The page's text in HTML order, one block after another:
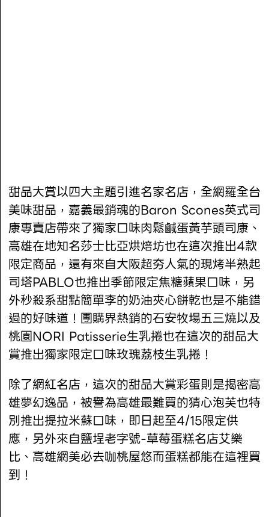
甜品大賞以四大主題引進名家名店，全網羅全台
美味甜品，嘉義最銷魂的Baron Scones英式司
康專賣店帶來了獨家口味肉鬆鹹蛋黃芋頭司康、
高雄在地知名莎士比亞烘焙坊也在這次推出4款
限定商品，還有來自大阪超夯人氣的現烤半熟起
司塔PABLO也推出季節限定焦糖蘋果口味，另
外秒殺系甜點簡單李的奶油夾心餅乾也是不能錯
過的好味道！團購界熱銷的石安牧場五三燒以及
桃園NORI Patisserie生乳捲也在這次的甜品大
賞推出獨家限定口味玫瑰荔枝生乳捲！
除了網紅名店，這次的甜品大賞彩蛋則是揭密高
雄夢幻逸品，被譽為高雄最難買的猜心泡芙也特
別推出提拉米蘇口味，即日起至4/15限定供
應，另外來自鹽埕老字號-草莓蛋糕名店艾樂
比、高雄網美必去咖桃屋悠而蛋糕都能在這裡買
到！